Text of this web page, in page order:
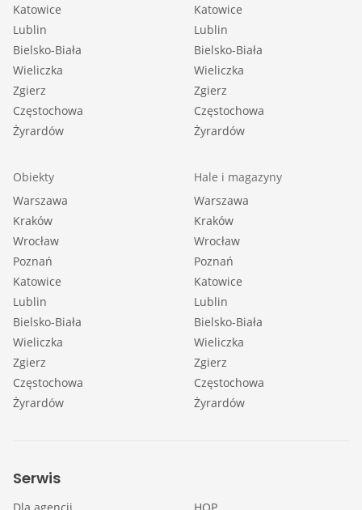
Katowice
Lublin
Bielsko-Biała
Wieliczka
Zgierz
Częstochowa
Żyrardów
Katowice
Lublin
Bielsko-Biała
Wieliczka
Zgierz
Częstochowa
Żyrardów
Obiekty
Warszawa
Kraków
Wrocław
Poznań
Katowice
Lublin
Bielsko-Biała
Wieliczka
Zgierz
Częstochowa
Żyrardów
Hale i magazyny
Warszawa
Kraków
Wrocław
Poznań
Katowice
Lublin
Bielsko-Biała
Wieliczka
Zgierz
Częstochowa
Żyrardów
Serwis